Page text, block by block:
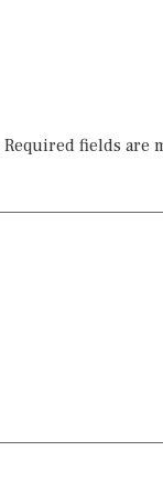
Required fields are